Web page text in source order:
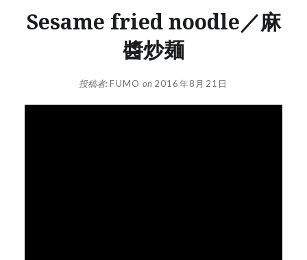
Sesame fried noodle／麻
醬炒麺
投稿者:FUMO on 2016年8月21日